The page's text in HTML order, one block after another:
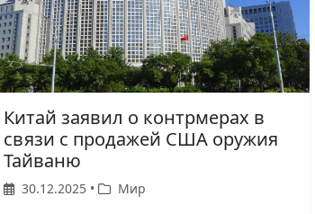
Китай заявил о контрмерах в
связи с продажей США оружия
Тайваню
30.12.2025 • Мир